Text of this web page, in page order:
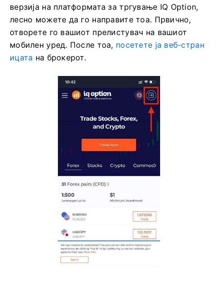
верзија на платформата за тргување IQ Option,
лесно можете да го направите тоа. Првично,
отворете го вашиот прелистувач на вашиот
мобилен уред. После тоа, посетете ја веб-стран
ицата на брокерот.